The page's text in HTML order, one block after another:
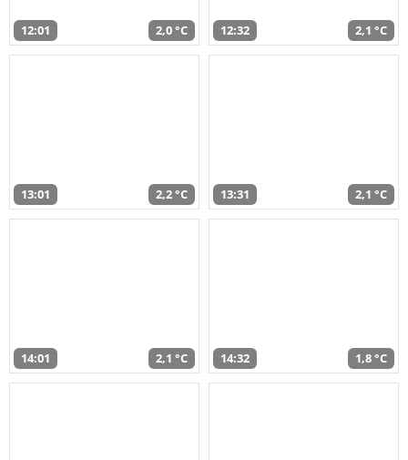
12:01 2,0 °C 12:32 2,1 °C
13:01 2,2 °C 13:31 2,1 °C
14:01 2,1 °C 14:32 1,8 °C